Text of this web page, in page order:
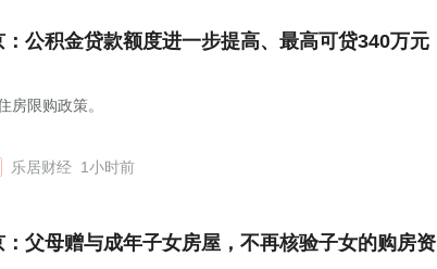
：公积金贷款额度进一步提高、最高可贷340万元
房限购政策。
乐居财经 1小时前
：父母赠与成年子女房屋，不再核验子女的购房资